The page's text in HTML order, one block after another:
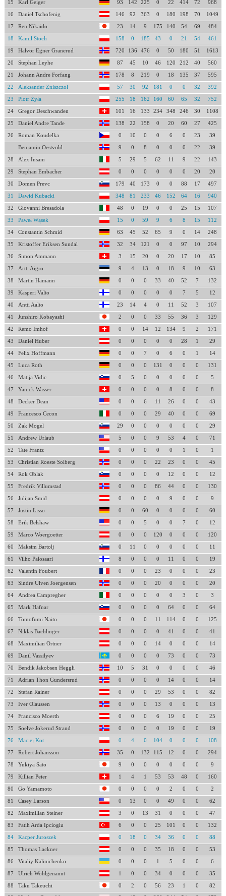
15 Karl Geiger 93 142 225 0 22 414 72 968
16 Daniel Tschofenig 146 92 363 0 180 198 70 1049
17 Ren Nikaido 23 14 9 175 140 54 69 484
18 Kamil Stoch 158 0 185 43 0 21 54 461
19 Halvor Egner Granerud 720 136 476 0 50 180 51 1613
20 Stephan Leyhe 87 45 10 46 120 212 40 560
21 Johann Andre Forfang 178 8 219 0 18 135 37 595
22 Aleksander Zniszczoł 57 30 92 181 0 0 32 392
23 Piotr Żyła 255 18 162 160 60 65 32 752
24 Gregor Deschwanden 101 16 133 234 348 246 30 1108
25 Daniel Andre Tande 138 22 158 0 20 60 27 425
26 Roman Koudelka 0 10 0 0 6 0 23 39
Benjamin Oestvold 9 0 8 0 0 0 22 39
28 Alex Insam 5 29 5 62 11 9 22 143
29 Stephan Embacher 0 0 0 0 0 0 20 20
30 Domen Prevc 179 40 173 0 0 88 17 497
31 Dawid Kubacki 348 81 233 46 152 64 16 940
32 Giovanni Bresadola 48 0 19 0 0 25 15 107
33 Paweł Wąsek 15 0 59 9 6 8 15 112
34 Constantin Schmid 63 45 52 65 9 0 14 248
35 Kristoffer Eriksen Sundal 32 34 121 0 0 97 10 294
36 Simon Ammann 3 15 20 0 20 17 10 85
37 Artti Aigro 9 4 13 0 18 9 10 63
38 Martin Hamann 0 0 0 33 40 52 7 132
39 Kasperi Valto 0 0 0 0 0 7 5 12
40 Antti Aalto 23 14 4 0 11 52 3 107
41 Junshiro Kobayashi 2 0 0 33 55 36 3 129
42 Remo Imhof 0 0 14 12 134 9 2 171
43 Daniel Huber 0 0 0 0 0 28 1 29
44 Felix Hoffmann 0 0 7 0 6 0 1 14
45 Luca Roth 0 0 0 131 0 0 0 131
46 Matija Vidic 0 5 0 0 0 0 0 5
47 Yanick Wasser 0 0 0 0 8 0 0 8
48 Decker Dean 0 0 6 11 26 0 0 43
49 Francesco Cecon 0 0 0 29 40 0 0 69
50 Zak Mogel 29 0 0 0 0 0 0 29
51 Andrew Urlaub 5 0 0 9 53 4 0 71
52 Tate Frantz 0 0 0 0 0 1 0 1
53 Christian Roeste Solberg 0 0 0 22 23 0 0 45
54 Rok Oblak 0 0 0 0 12 0 0 12
55 Fredrik Villumstad 0 0 0 86 44 0 0 130
56 Julijan Smid 0 0 0 0 9 0 0 9
57 Justin Lisso 0 0 60 0 0 0 0 60
58 Erik Belshaw 0 0 5 0 0 7 0 12
59 Marco Woergoetter 0 0 0 120 0 0 0 120
60 Maksim Bartolj 0 11 0 0 0 0 0 11
61 Vilho Palosaari 8 0 0 0 11 0 0 19
62 Valentin Foubert 0 0 0 23 0 0 0 23
63 Sindre Ulven Joergensen 0 0 0 20 0 0 0 20
64 Andrea Campregher 0 0 0 0 0 3 0 3
65 Mark Hafnar 0 0 0 0 64 0 0 64
66 Tomofumi Naito 0 0 0 11 114 0 0 125
67 Niklas Bachlinger 0 0 0 0 41 0 0 41
68 Maximilian Ortner 0 0 0 14 0 0 0 14
69 Danil Vassilyev 0 0 0 0 73 0 0 73
70 Bendik Jakobsen Heggli 10 5 31 0 0 0 0 46
71 Adrian Thon Gundersrud 0 0 0 0 14 0 0 14
72 Stefan Rainer 0 0 0 29 53 0 0 82
73 Iver Olaussen 0 0 0 13 0 0 0 13
74 Francisco Moerth 0 0 0 6 19 0 0 25
75 Soelve Jokerud Strand 0 0 0 0 19 0 0 19
76 Maciej Kot 0 4 0 104 0 0 0 108
77 Robert Johansson 35 0 132 115 12 0 0 294
78 Yukiya Sato 9 0 0 0 0 0 0 9
79 Killian Peier 1 4 1 53 53 48 0 160
80 Go Yamamoto 0 0 0 0 2 0 0 2
81 Casey Larson 0 13 0 0 49 0 0 62
82 Maximilian Steiner 3 0 13 31 0 0 0 47
83 Fatih Arda Ipcioglu 6 0 0 25 101 0 0 132
84 Kacper Juroszek 0 18 0 34 36 0 0 88
85 Thomas Lackner 0 0 0 35 18 0 0 53
86 Vitaliy Kalinichenko 0 0 0 1 5 0 0 6
87 Ulrich Wohlgenannt 1 0 0 34 0 0 0 35
88 Taku Takeuchi 0 2 0 56 23 1 0 82